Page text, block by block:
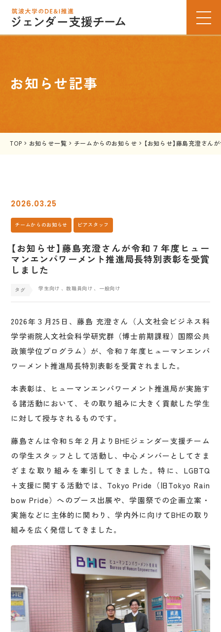
お知らせ記事
TOP > お知らせ一覧 > チームからのお知らせ > 【お知らせ】藤島充澄さ
2026.03.25
チームからのお知らせ ピアスタッフ
【お知らせ】藤島充澄さんが令和７年度ヒュー
マンエンパワーメント推進局長特別表彰を受賞
しました
学生向け 、教職員向け 、一般向け
2026年３月25日、藤島 充澄さん（人文社会ビジネス科
学学術院人文社会科学研究群（博士前期課程）国際公共
政策学位プログラム）が、令和７年度ヒューマンエンパ
ワーメント推進局長特別表彰を受賞されました。
本表彰は、ヒューマンエンパワーメント推進局が実施す
る諸活動において、その取り組みに大きく貢献した学生
に対して授与されるものです。
藤島さんは令和５年２月よりBHEジェンダー支援チーム
の学生スタッフとして活動し、中心メンバーとしてさま
ざまな取り組みを牽引してきました。特に、LGBTQ
+支援に関する活動では、Tokyo Pride（旧Tokyo Rain
bow Pride）へのブース出展や、学園祭での企画立案・
実施などに主体的に関わり、学内外に向けてBHEの取り
組みを広く発信してきました。